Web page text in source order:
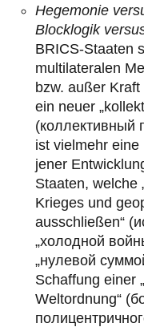
Hegemonie
Blocklogik
BRICS-Staaten
multilateralen
bzw. außer
ein neuer
(коллективный
ist vielmehr
jener
Staaten, welche
Krieges und
ausschließen“
„холодной
„нулевой
Schaffung einer
Weltordnung“